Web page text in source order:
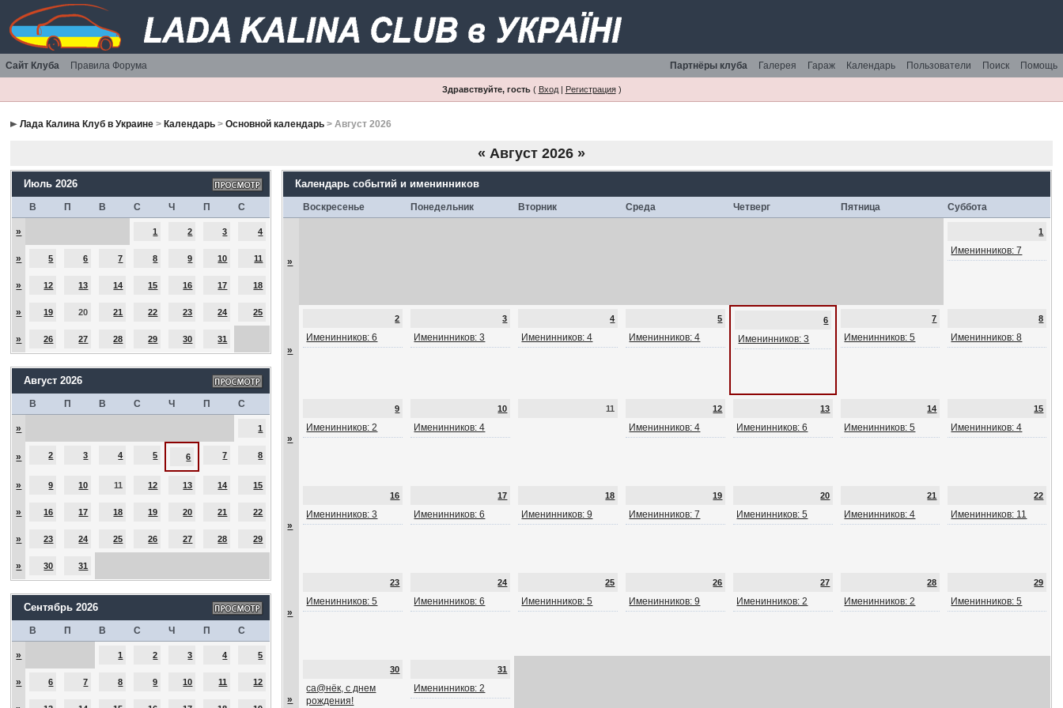
Сайт Клуба Правила Форума Помощь
Поиск
Пользователи
Календарь
Гараж
Галерея
Партнёры клуба
Здравствуйте, гость( Вход| Регистрация)
Лада Калина Клуб в Украине > Календарь >Основной календарь > Август 2026
« Август 2026 »
Июль 2026
В П В С Ч П С
» 1 2 3 4
» 5 6 7 8 9 10 11
» 12 13 14 15 16 17 18
» 19 20 21 22 23 24 25
» 26 27 28 29 30 31
Август 2026
В П В С Ч П С
» 1
» 2 3 4 5 6 7 8
» 9 10 11 12 13 14 15
» 16 17 18 19 20 21 22
» 23 24 25 26 27 28 29
» 30 31
Сентябрь 2026
В П В С Ч П С
» 1 2 3 4 5
» 6 7 8 9 10 11 12
Календарь событий и именинников
Воскресенье Понедельник Вторник Среда Четверг Пятница Суббота
»
1
Именинников: 7
»
2
Именинников: 6
3
Именинников: 3
4
Именинников: 4
5
Именинников: 4
6
Именинников: 3
7
Именинников: 5
8
Именинников: 8
»
9
Именинников: 2
10
Именинников: 4
11 12
Именинников: 4
13
Именинников: 6
14
Именинников: 5
15
Именинников: 4
»
16
Именинников: 3
17
Именинников: 6
18
Именинников: 9
19
Именинников: 7
20
Именинников: 5
21
Именинников: 4
22
Именинников: 11
»
23
Именинников: 5
24
Именинников: 6
25
Именинников: 5
26
Именинников: 9
27
Именинников: 2
28
Именинников: 2
29
Именинников: 5
»
30
са@нёк, с днем
рождения!
31
Именинников: 2